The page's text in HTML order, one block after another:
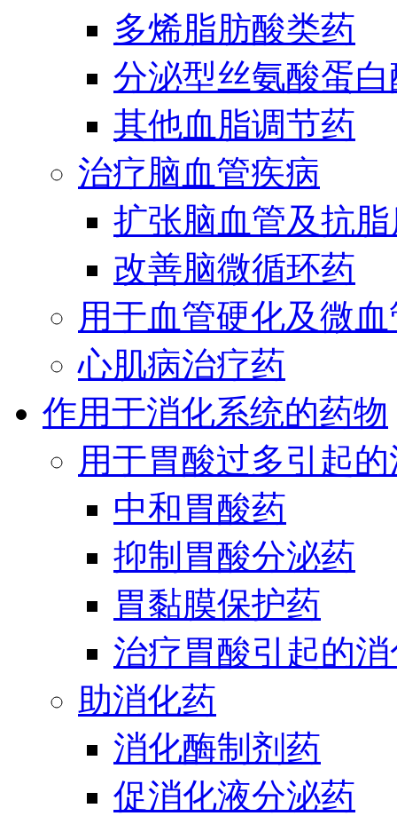
多烯脂肪酸类药
分泌型丝氨酸蛋
其他血脂调节药
治疗脑血管疾病
扩张脑血管及抗
改善脑微循环药
用于血管硬化及微
心肌病治疗药
作用于消化系统的药物
用于胃酸过多引起
中和胃酸药
抑制胃酸分泌药
胃黏膜保护药
治疗胃酸引起的
助消化药
消化酶制剂药
促消化液分泌药